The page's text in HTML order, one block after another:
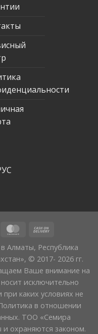
Алматы, Республика
© 2017- 2026 гг.
Ваше внимание на
исключительно
каких условиях не
в отношении
ТОО «Семира
охраняются законом.